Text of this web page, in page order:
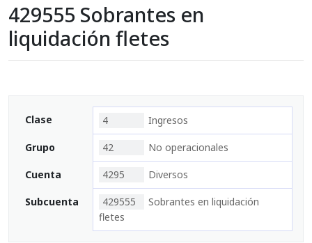
429555 Sobrantes en
liquidación fletes
Clase 4 Ingresos
Grupo 42 No operacionales
Cuenta 4295 Diversos
Subcuenta 429555
Sobrantes en liquidación
fletes